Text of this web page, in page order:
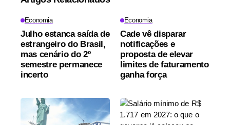
Economia
Julho estanca saída de
estrangeiro do Brasil,
mas cenário do 2º
semestre permanece
incerto
Economia
Cade vê disparar
notificações e
proposta de elevar
limites de faturamento
ganha força